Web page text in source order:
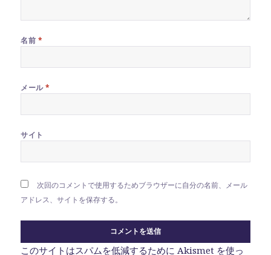
名前 *
メール*
サイト
次回のコメントで使用するためブラウザーに自分の名前、メール
アドレス、サイトを保存する。
このサイトはスパムを低減するために Akismet を使っ